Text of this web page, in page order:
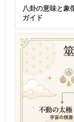
八卦の意味と象
ガイド